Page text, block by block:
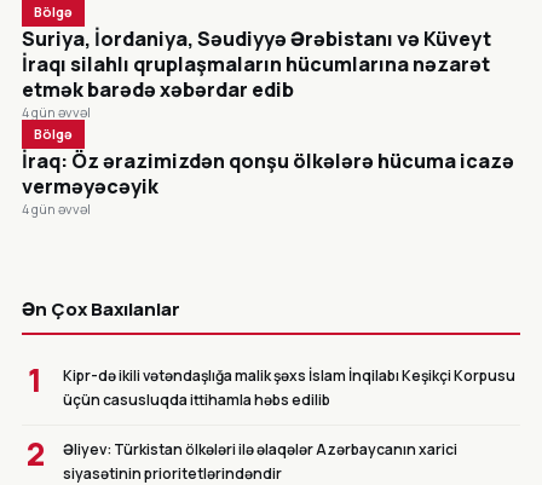
Bölgə
Suriya, İordaniya, Səudiyyə Ərəbistanı və Küveyt
İraqı silahlı qruplaşmaların hücumlarına nəzarət
etmək barədə xəbərdar edib
4 gün əvvəl
Bölgə
İraq: Öz ərazimizdən qonşu ölkələrə hücuma icazə
verməyəcəyik
4 gün əvvəl
Ən Çox Baxılanlar
1
Kipr-də ikili vətəndaşlığa malik şəxs İslam İnqilabı Keşikçi Korpusu
üçün casusluqda ittihamla həbs edilib
2
Əliyev: Türkistan ölkələri ilə əlaqələr Azərbaycanın xarici
siyasətinin prioritetlərindəndir